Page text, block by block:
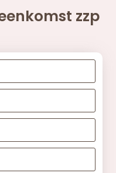
zzp